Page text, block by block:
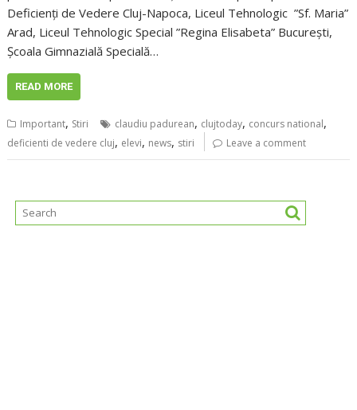
Deficienți de Vedere Cluj-Napoca, Liceul Tehnologic ”Sf. Maria”
Arad, Liceul Tehnologic Special ”Regina Elisabeta” București,
Şcoala Gimnazială Specială…
READ MORE
Important, Stiri claudiu padurean, clujtoday, concurs national,
deficienti de vedere cluj, elevi, news, stiri Leave a comment